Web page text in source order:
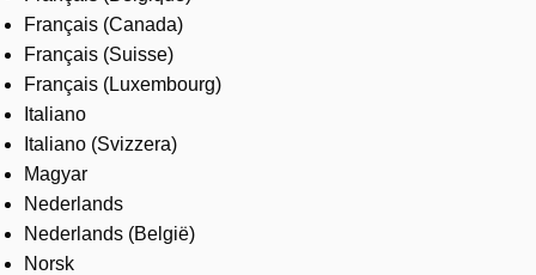
Français (Canada)
Français (Suisse)
Français (Luxembourg)
Italiano
Italiano (Svizzera)
Magyar
Nederlands
Nederlands (België)
Norsk